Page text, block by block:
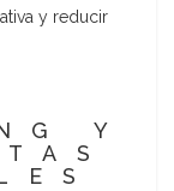
y reducir
Y